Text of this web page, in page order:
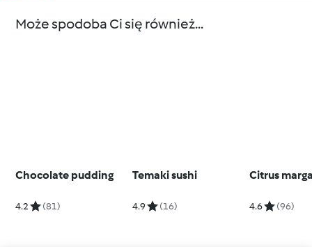
Może spodoba Ci się również...
Chocolate pudding
4.2 (81)
Temaki sushi
4.9 (16)
Citrus
4.6 (96)